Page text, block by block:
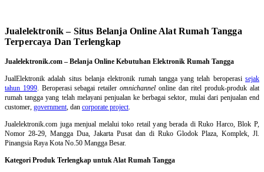
Jualelektronik – Situs Belanja Online Alat Rumah Tangga
Terpercaya Dan Terlengkap
Jualelektronik.com – Belanja Online Kebutuhan Elektronik Rumah Tangga
JualElektronik adalah situs belanja elektronik rumah tanggayang telah beroperasisejak
tahun 1999. Beroperasi sebagai retaileromnichannel online dan ritel produk-produk alat
rumah tangga yang telah melayani penjualan ke berbagai sektor, mulai dari penjualan end
customer, government, dan corporate project.
Jualelektronik.com juga menjual melalui toko retail yang berada di Ruko Harco, Blok P,
Nomor 28-29, Mangga Dua, Jakarta Pusat dan di Ruko Glodok Plaza, Komplek, Jl.
Pinangsia Raya Kota No.50 Mangga Besar.
Kategori Produk Terlengkap untuk Alat Rumah Tangga